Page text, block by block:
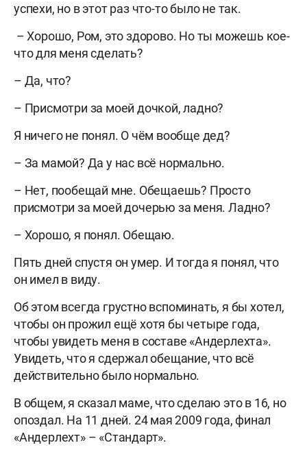
успехи, но в этот раз что-то было не так.
– Хорошо, Ром, это здорово. Но ты можешь кое-
что для меня сделать?
– Да, что?
– Присмотри за моей дочкой, ладно?
Я ничего не понял. О чём вообще дед?
– За мамой? Да у нас всё нормально.
– Нет, пообещай мне. Обещаешь? Просто
присмотри за моей дочерью за меня. Ладно?
– Хорошо, я понял. Обещаю.
Пять дней спустя он умер. И тогда я понял, что
он имел в виду.
Об этом всегда грустно вспоминать, я бы хотел,
чтобы он прожил ещё хотя бы четыре года,
чтобы увидеть меня в составе «Андерлехта».
Увидеть, что я сдержал обещание, что всё
действительно было нормально.
В общем, я сказал маме, что сделаю это в 16, но
опоздал. На 11 дней. 24 мая 2009 года, финал
«Андерлехт» – «Стандарт».